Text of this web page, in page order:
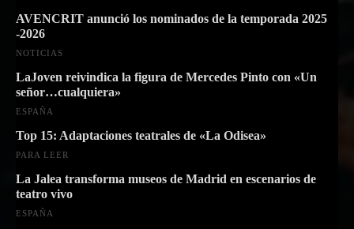
AVENCRIT anunció los nominados de la temporada 2025
-2026
NOTICIAS
LaJoven reivindica la figura de Mercedes Pinto con «Un
señor…cualquiera»
ESPAÑA
Top 15: Adaptaciones teatrales de «La Odisea»
PARA LEER
La Jalea transforma museos de Madrid en escenarios de
teatro vivo
ESPAÑA